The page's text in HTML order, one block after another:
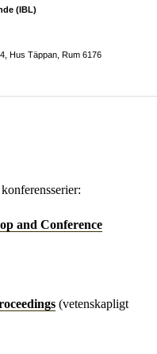
(IBL)
Hus Täppan, Rum 6176
and Conference
(vetenskapligt